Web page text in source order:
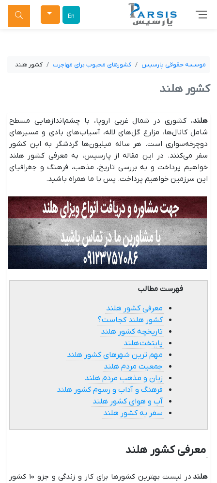
En جستجو
موسسه حقوقی پارسیس کشورهای محبوب برای مهاجرت کشور هلند
کشور هلند
هلند، کشوری در شمال غربی اروپا، با چشم‌اندازهایی مسطح
شامل کانال‌ها، مزارع گل‌های لاله، آسیاب‌های بادی و مسیرهای
دوچرخه‌سواری است. هر ساله میلیون‌ها گردشگر به این کشور
سفر می‌کنند. در این مقاله از پارسیس، به معرفی کشور هلند
خواهیم پرداخت و به بررسی تاریخ، مذهب، فرهنگ و جغرافیای
این سرزمین خواهیم پرداخت. پس با ما همراه باشید.
فهرست مطالب
معرفی کشور هلند
کشور هلند کجاست؟
تاریخچه کشور هلند
پایتخت هلند
مهم ‌ترین شهرهای کشور هلند
جمعیت مردم هلند
زبان و مذهب مردم هلند
فرهنگ و آداب ‌و رسوم کشور هلند
آب ‌و هوای کشور هلند
سفر به کشور هلند
معرفی کشور هلند
هلند
در لیست بهترین کشورها برای کار و زندگی و جزو ۱۰ کشور